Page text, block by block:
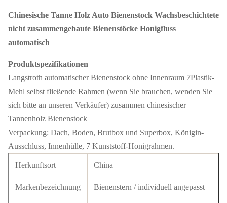
Chinesische Tanne Holz Auto Bienenstock Wachsbeschichtete
nicht zusammengebaute Bienenstöcke Honigfluss
automatisch
Produktspezifikationen
Langstroth automatischer Bienenstock ohne Innenraum 7Plastik-
Mehl selbst fließende Rahmen (wenn Sie brauchen, wenden Sie
sich bitte an unseren Verkäufer) zusammen chinesischer
Tannenholz Bienenstock
Verpackung: Dach, Boden, Brutbox und Superbox, Königin-
Ausschluss, Innenhülle, 7 Kunststoff-Honigrahmen.
Herkunftsort China
Markenbezeichnung Bienenstern / individuell angepasst